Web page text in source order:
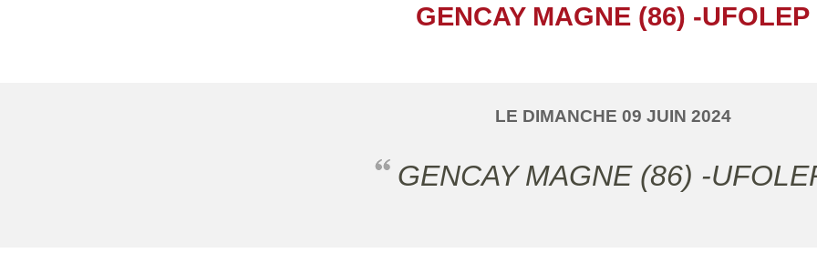
GENCAY MAGNE (86) -UFOLEP
LE DIMANCHE 09 JUIN 2024
GENCAY MAGNE (86) -